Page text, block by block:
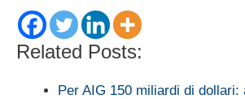
Related Posts:
Per AIG 150 miliardi di dollari: